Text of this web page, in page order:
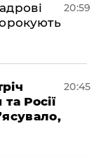
20:59
Росії
20:45